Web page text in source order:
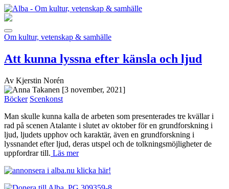
Om kultur, vetenskap & samhälle
Att kunna lyssna efter känsla och ljud
Av Kjerstin Norén
[3 november, 2021]
Böcker Scenkonst
Man skulle kunna kalla de arbeten som presenterades tre kvällar i
rad på scenen Atalante i slutet av oktober för en grundforskning i
ljud, ljudets upphov och karaktär, även en grundforskning i
lyssnandet efter ljud, deras utspel och de tolkningsmöjligheter de
uppfordrar till. Läs mer